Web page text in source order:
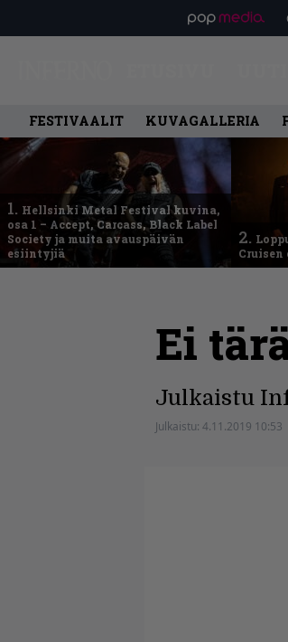
FESTIVAALIT KUVAGALLERIA
1. Hellsinki Metal Festival kuvina,
osa 1 – Accept, Carcass, Black Label
Society ja muita avauspäivän
esiintyjiä
2.
Ei
Julkaistu
Julkaistu: 4.11.2019 10:53